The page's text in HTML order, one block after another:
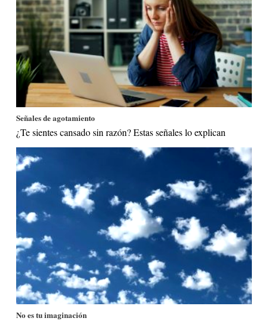
Señales de agotamiento
¿Te sientes cansado sin razón? Estas señales lo explican
No es tu imaginación